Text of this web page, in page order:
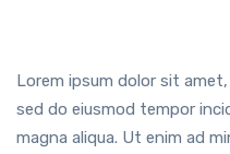
Lorem ipsum dolor sit
sed do eiusmod tempor
magna aliqua. Ut enim ad